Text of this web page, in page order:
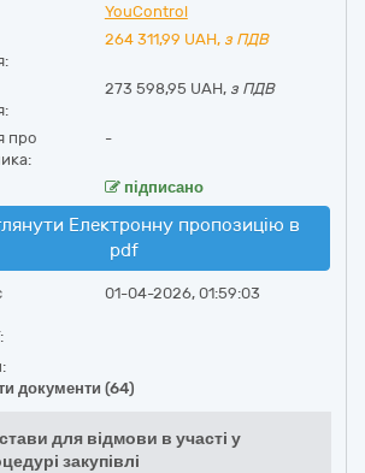
YouControl
264 311,99 UAH, з ПДВ
273 598,95 UAH, з ПДВ
про
-
підписано
Електронну пропозицію в
pdf
01-04-2026, 01:59:03
документи (64)
для відмови в участі у
закупівлі